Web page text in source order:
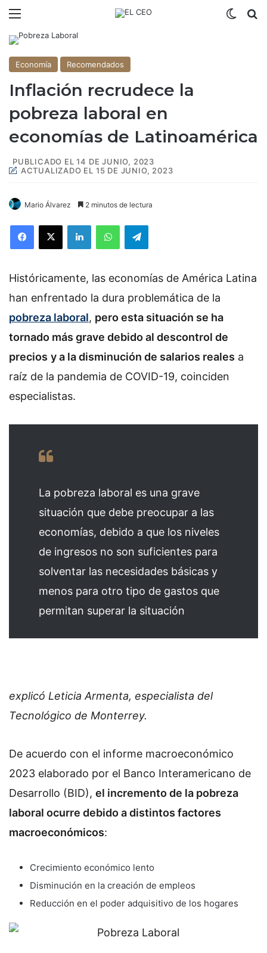
Economía Recomendados
Inflación recrudece la
pobreza laboral en
economías de Latinoamérica
PUBLICADO EL 14 DE JUNIO, 2023
ACTUALIZADO EL 15 DE JUNIO, 2023
Mario Álvarez 2 minutos de lectura
Históricamente, las economías de América Latina
han enfrentado la dura problemática de la
pobreza laboral, pero esta situación se ha
tornado más grave debido al descontrol de
precios y a la disminución de salarios reales a
raíz de la pandemia de COVID-19, coinciden
especialistas.
La pobreza laboral es una grave
situación que debe preocupar a las
economías, debido a que los niveles
de ingresos no son suficientes para
solventar las necesidades básicas y
menos para otro tipo de gastos que
permitan superar la situación
explicó Leticia Armenta, especialista del
Tecnológico de Monterrey.
De acuerdo con el informe macroeconómico
2023 elaborado por el Banco Interamericano de
Desarrollo (BID), el incremento de la pobreza
laboral ocurre debido a distintos factores
macroeconómicos:
Crecimiento económico lento
Disminución en la creación de empleos
Reducción en el poder adquisitivo de los hogares